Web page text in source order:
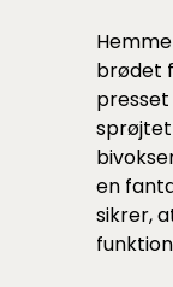
brødet
en
sikrer,